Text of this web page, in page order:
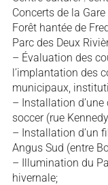
Concerts de la
Forêt hantée de
Parc des Deux
– Évaluation des
l’implantation des
municipaux,
– Installation
soccer (rue
– Installation d’un
Angus Sud (entre
– Illumination du
hivernale;